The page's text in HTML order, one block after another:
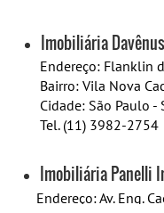
Imobiliária
Endereço: Av. Eng.
Endereço: Flanklin
Bairro: Vila Nova
​Cidade: São Paulo -
Tel. (11) 3982-2754
Imobiliária Panelli